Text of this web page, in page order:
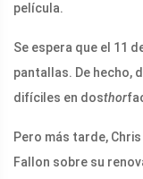
película.
Se espera que el 11
pantallas. De hecho,
difíciles en dosthor
Pero más tarde,
Fallon sobre su